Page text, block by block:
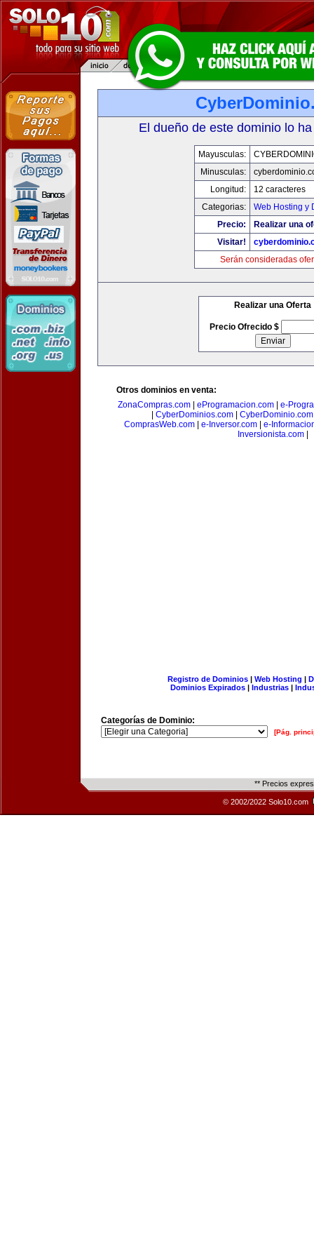
El dueño de este dominio lo
Mayusculas:
Minusculas:
Longitud:
12 caracteres
Categorias:
Web Hosting y
Precio:
Realizar una
Visitar!
Serán consideradas
Realizar una Oferta
Precio Ofrecido $
Otros dominios en venta:
ZonaCompras.com
eProgramacion.com
e-
CyberDominios.com| CyberDominio.com
ComprasWeb.com
e-Inversor.com
e-
Inversionista.com|
Registro de Dominios| Web Hosting |
Dominios Expirados | Industrias |
Categorías de Dominio:
[Pág.
** Precios
© 2002/2022 Solo10.com